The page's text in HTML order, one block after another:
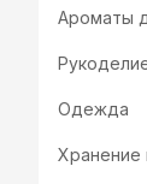
Ароматы
Одежда
Хранение